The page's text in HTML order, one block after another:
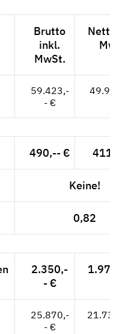
Brutto
inkl.
MwSt.
Netto
MwSt.
59.423,-
- €
49.935,--
490,-- € 411,76 €
Keine!
0,82
2.350,-
- €
1.974,79
25.870,-
- €
21.739,50